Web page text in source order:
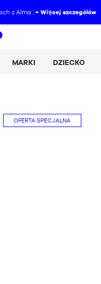
z Alma : + Więcej szczegółów
MARKI DZIECKO
OFERTA SPECJALNA